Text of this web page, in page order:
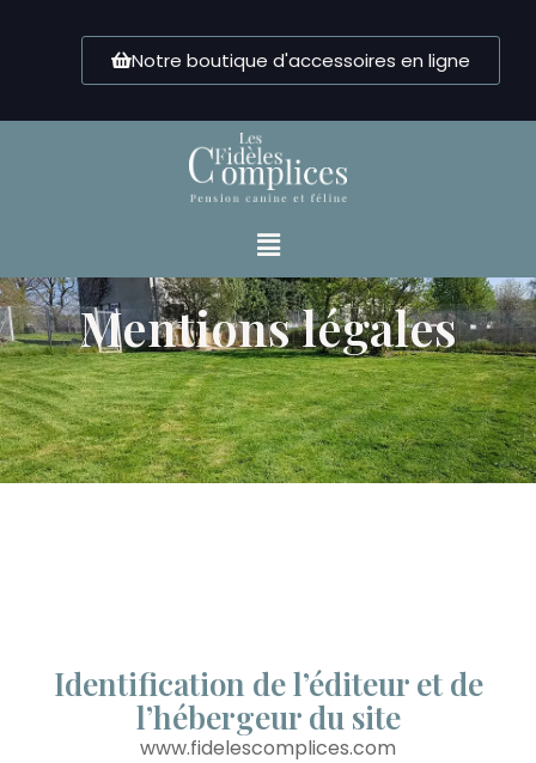
Notre boutique d'accessoires en ligne
Mentions légales
Identification de l’éditeur et de
l’hébergeur du site
www.fidelescomplices.com